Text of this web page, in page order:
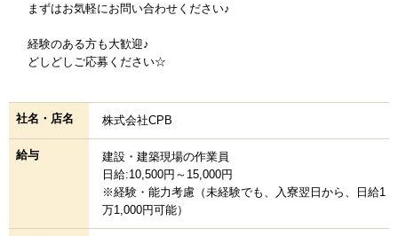
まずはお気軽にお問い合わせください♪
経験のある方も大歓迎♪
どしどしご応募ください☆
社名・店名 株式会社CPB
給与
建設・建築現場の作業員
日給:10,500円～15,000円
※経験・能力考慮（未経験でも、入寮翌日から、日給1
万1,000円可能）